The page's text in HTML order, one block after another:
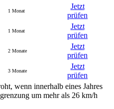
1 Monat
Jetzt
prüfen
1 Monat
Jetzt
prüfen
2 Monate
Jetzt
prüfen
3 Monate
Jetzt
prüfen
wenn innerhalb eines Jahres
um mehr als 26 km/h